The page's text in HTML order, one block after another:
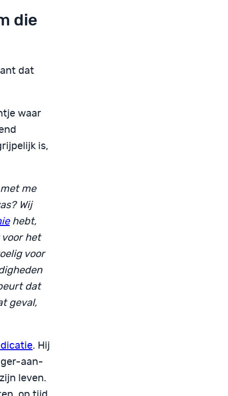
die
dat
waar
is,
me
Wij
hebt,
het
voor
dat
geval,
. Hij
aan-
leven.